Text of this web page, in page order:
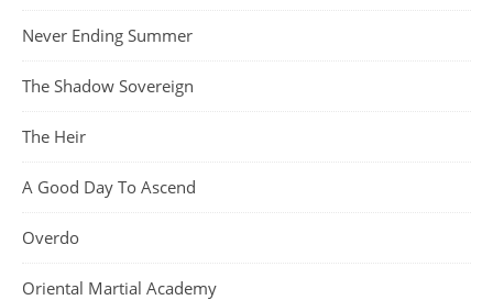
Never Ending Summer
The Shadow Sovereign
The Heir
A Good Day To Ascend
Overdo
Oriental Martial Academy